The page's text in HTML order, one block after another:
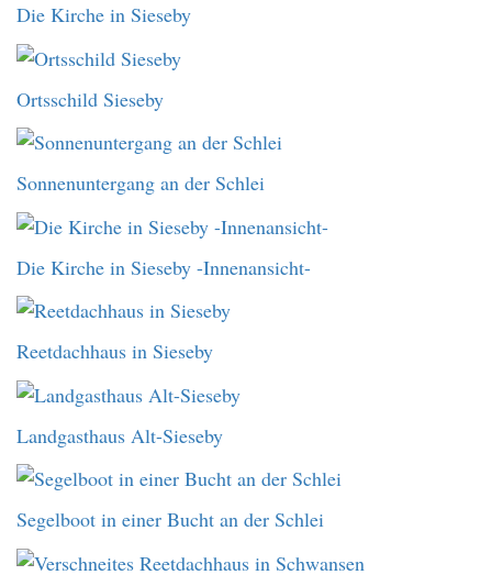
Die Kirche in Sieseby
Ortsschild Sieseby
Sonnenuntergang an der Schlei
Die Kirche in Sieseby -Innenansicht-
Reetdachhaus in Sieseby
Landgasthaus Alt-Sieseby
Segelboot in einer Bucht an der Schlei